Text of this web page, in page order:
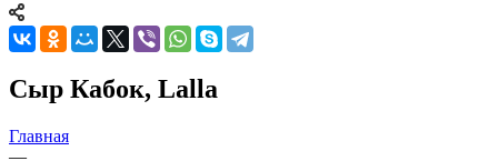
Сыр Кабок, Lalla
Главная
—